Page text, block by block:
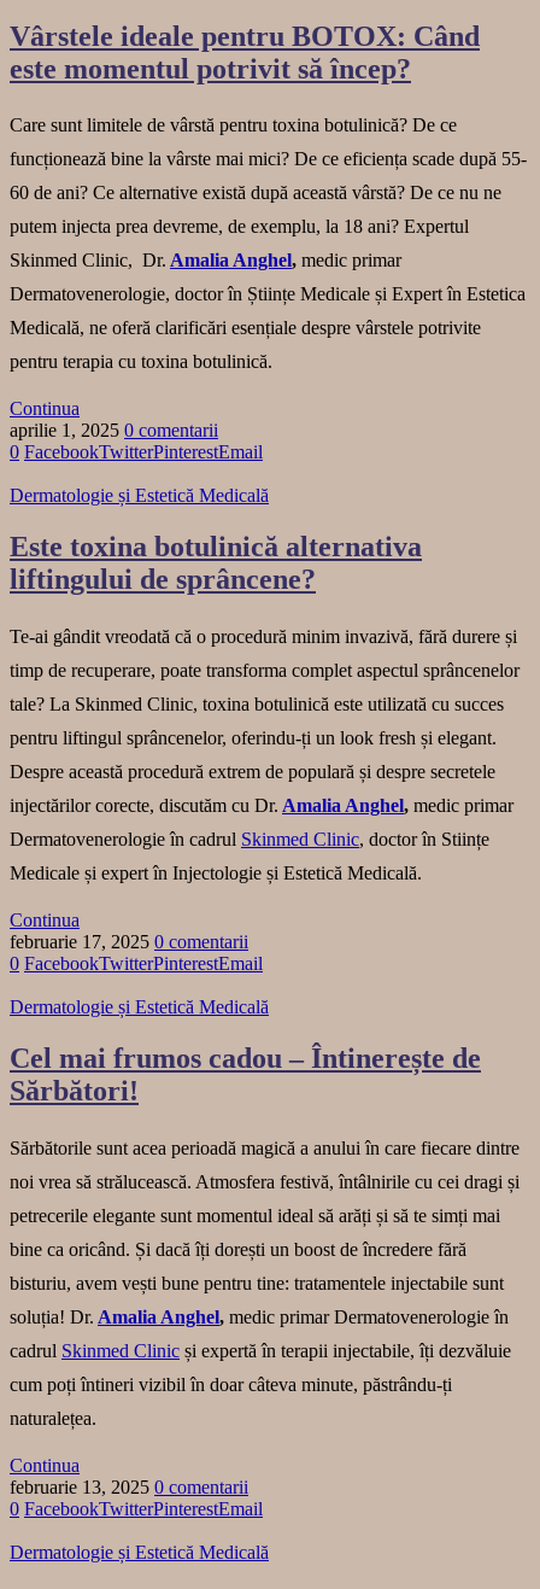
Vârstele ideale pentru BOTOX: Când
este momentul potrivit să încep?
Care sunt limitele de vârstă pentru toxina botulinică? De ce
funcționează bine la vârste mai mici? De ce eficiența scade după 55-
60 de ani? Ce alternative există după această vârstă? De ce nu ne
putem injecta prea devreme, de exemplu, la 18 ani? Expertul
Skinmed Clinic, Dr. Amalia Anghel, medic primar
Dermatovenerologie, doctor în Științe Medicale și Expert în Estetica
Medicală, ne oferă clarificări esențiale despre vârstele potrivite
pentru terapia cu toxina botulinică.
Continua
aprilie 1, 2025 0 comentarii
0 FacebookTwitterPinterestEmail
Dermatologie și Estetică Medicală
Este toxina botulinică alternativa
liftingului de sprâncene?
Te-ai gândit vreodată că o procedură minim invazivă, fără durere și
timp de recuperare, poate transforma complet aspectul sprâncenelor
tale? La Skinmed Clinic, toxina botulinică este utilizată cu succes
pentru liftingul sprâncenelor, oferindu-ți un look fresh și elegant.
Despre această procedură extrem de populară și despre secretele
injectărilor corecte, discutăm cu Dr. Amalia Anghel, medic primar
Dermatovenerologie în cadrul Skinmed Clinic, doctor în Stiințe
Medicale și expert în Injectologie și Estetică Medicală.
Continua
februarie 17, 2025 0 comentarii
0 FacebookTwitterPinterestEmail
Dermatologie și Estetică Medicală
Cel mai frumos cadou – Întinerește de
Sărbători!
Sărbătorile sunt acea perioadă magică a anului în care fiecare dintre
noi vrea să strălucească. Atmosfera festivă, întâlnirile cu cei dragi și
petrecerile elegante sunt momentul ideal să arăți și să te simți mai
bine ca oricând. Și dacă îți dorești un boost de încredere fără
bisturiu, avem vești bune pentru tine: tratamentele injectabile sunt
soluția! Dr. Amalia Anghel, medic primar Dermatovenerologie în
cadrul Skinmed Clinic și expertă în terapii injectabile, îți dezvăluie
cum poți întineri vizibil în doar câteva minute, păstrându-ți
naturalețea.
Continua
februarie 13, 2025 0 comentarii
0 FacebookTwitterPinterestEmail
Dermatologie și Estetică Medicală